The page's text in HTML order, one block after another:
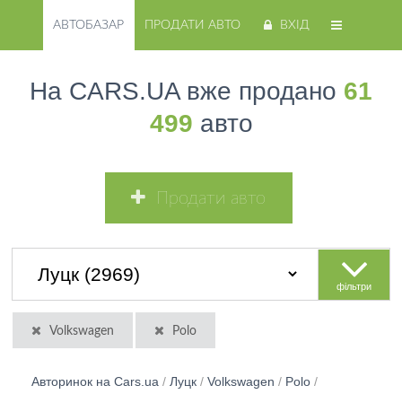
АВТОБАЗАР ПРОДАТИ АВТО ВХІД
На CARS.UA вже продано 61
499 авто
Продати авто
фільтри
Volkswagen Polo
Авторинок на Cars.ua / Луцк / Volkswagen / Polo /